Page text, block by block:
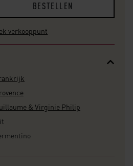
BESTELLEN
verkooppunt
& Virginie Philip